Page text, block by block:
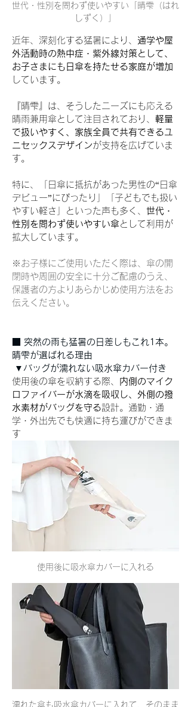
世代・性別を問わず使いやすい「晴雫（はれ
しずく）」
近年、深刻化する猛暑により、 通学や屋
外活動時の熱中症・紫外線対策として、
お子さまにも日傘を持たせる家庭が増加
しています。
『晴雫』は、そうしたニーズにも応える
晴雨兼用傘として注目されており、 軽量
で扱いやすく、家族全員で共有できるユ
ニセックスデザインが支持を広げていま
す。
特に、「日傘に抵抗があった男性の“日傘
デビュー”にぴったり」「子どもでも扱い
やすい軽さ」といった声も多く、 世代・
性別を問わず使いやすい傘として利用が
拡大しています。
※お子様にご使用いただく際は、傘の開
閉時や周囲の安全に十分ご配慮のうえ、
保護者の方よりあらかじめ使用方法をお
伝えください。
■ 突然の雨も猛暑の日差しもこれ1本。
晴雫が選ばれる理由
▼バッグが濡れない吸水傘カバー付き
使用後の傘を収納する際、 内側のマイク
ロファイバーが水滴を吸収し、外側の撥
水素材がバッグを守る設計。通勤・通
学・外出先でも快適に持ち運びができま
す
使用後に吸水傘カバーに入れる
濡れた傘も吸水傘カバーに入れて、そのまま